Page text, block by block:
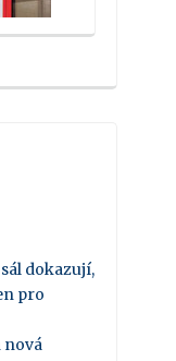
dokazují,
pro
nová